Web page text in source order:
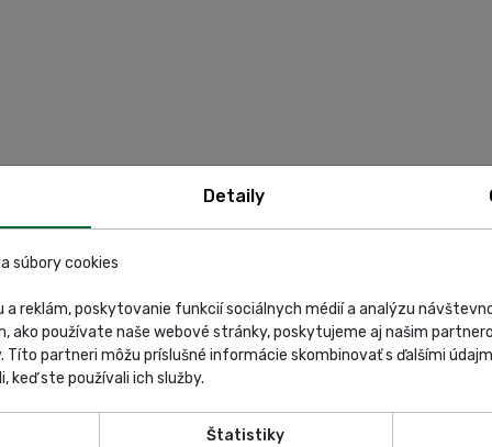
PDF
Detaily
súbory cookies
a reklám, poskytovanie funkcií sociálnych médií a analýzu
ako používate naše webové stránky, poskytujeme aj našim
Títo partneri môžu príslušné informácie skombinovať s ďalšími
keď ste používali ich služby.
Štatistiky